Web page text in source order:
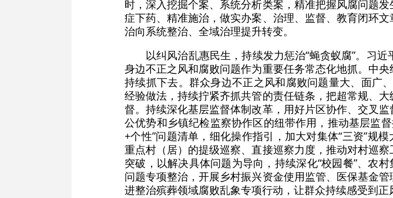
时，深入挖掘个案、系统分析类案，精准把握风腐问题
症下药、精准施治，做实办案、治理、监督、教育闭环
治向系统整治、全域治理提升转变。
以纠风治乱惠民生，持续发力惩治“蝇贪蚁腐”。习
身边不正之风和腐败问题作为重要任务常态化地抓。中
持续抓下去。群众身边不正之风和腐败问题量大、面广
经验做法，持续拧紧齐抓共管的责任链条，把超常规、
督。持续深化基层监督体制改革，用好片区协作、交叉
公优势和乡镇纪检监察协作区的纽带作用，推动基层监
+个性”问题清单，细化操作指引，加大对集体“三资”规
重点村（居）的提级巡察、直接巡察力度，推动对村巡
突破，以解决具体问题为导向，持续深化“校园餐”、农
问题专项整治，开展乡村振兴资金使用监管、医保基金
进整治殡葬领域腐败乱象专项行动，让群众持续感受到正